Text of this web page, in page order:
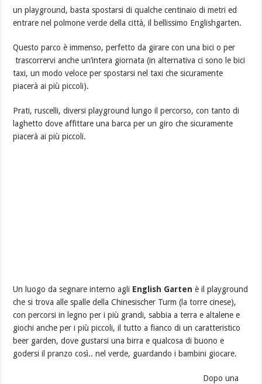
un playground, basta spostarsi di qualche centinaio di metri ed
entrare nel polmone verde della città, il bellissimo Englishgarten.
Questo parco è immenso, perfetto da girare con una bici o per
trascorrervi anche un’intera giornata (in alternativa ci sono le bici
taxi, un modo veloce per spostarsi nel taxi che sicuramente
piacerà ai più piccoli).
Prati, ruscelli, diversi playground lungo il percorso, con tanto di
laghetto dove affittare una barca per un giro che sicuramente
piacerà ai più piccoli.
Un luogo da segnare interno agli English Garten è il playground
che si trova alle spalle della Chinesischer Turm (la torre cinese),
con percorsi in legno per i più grandi, sabbia a terra e altalene e
giochi anche per i più piccoli, il tutto a fianco di un caratteristico
beer garden, dove gustarsi una birra e qualcosa di buono e
godersi il pranzo così.. nel verde, guardando i bambini giocare.
Dopo una